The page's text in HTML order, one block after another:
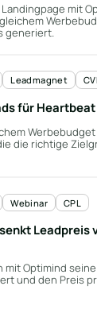
mit
generiert.
Leadmagnet
für Heartbeat
die richtige
Webinar CPL
Leadpreis
mit Optimind seine
und den Preis